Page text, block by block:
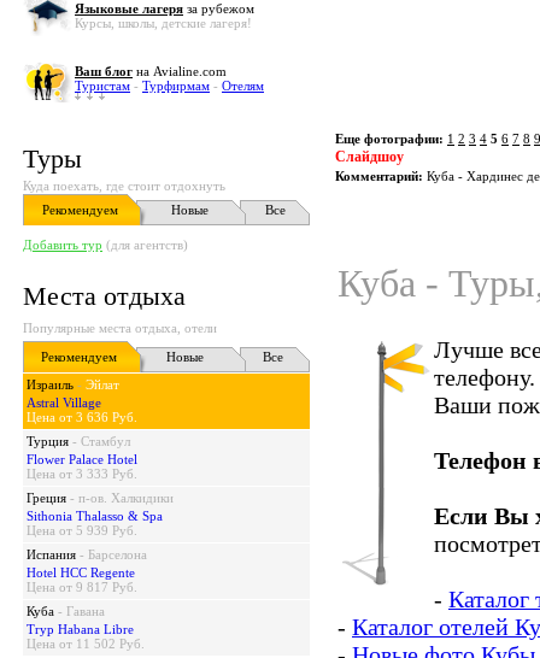
Языковые лагеря за рубежом
Курсы, школы, детские лагеря!
Ваш блог на Avialine.com
Туристам - Турфирмам - Отелям
Туры
Куда поехать, где стоит отдохнуть
Рекомендуем
Новые Все
Добавить тур (для агентств)
Места отдыха
Популярные места отдыха, отели
Рекомендуем
Новые
Все
Израиль - Эйлат
Astral Village
Цена от 3 636 Руб.
Турция - Стамбул
Flower Palace Hotel
Цена от 3 333 Руб.
Греция - п-ов. Халкидики
Sithonia Thalasso & Spa
Цена от 5 939 Руб.
Испания - Барселона
Hotel HCC Regente
Цена от 9 817 Руб.
Куба - Гавана
Tryp Habana Libre
Цена от 11 502 Руб.
Еще фотографии: 1 2 3 4 5 6 7 8 9
Слайдшоу
Комментарий: Куба - Хардинес
Куба -
Лучше
Ваши
Телефон
Если Вы
- Каталог
- Каталог отелей